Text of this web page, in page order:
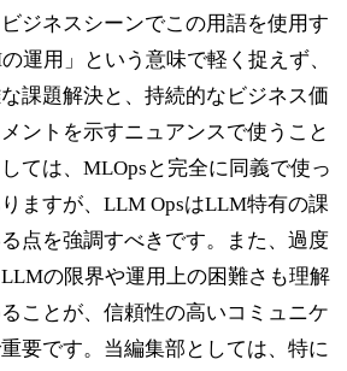
ジネスシーンでこの用語を使用す
運用」という意味で軽く捉えず、
課題解決と、持続的なビジネス価
ントを示すニュアンスで使うこと
ては、MLOpsと完全に同義で使っ
ますが、LLM OpsはLLM特有の課
点を強調すべきです。また、過度
の限界や運用上の困難さも理解
ことが、信頼性の高いコミュニケ
要です。当編集部としては、特に